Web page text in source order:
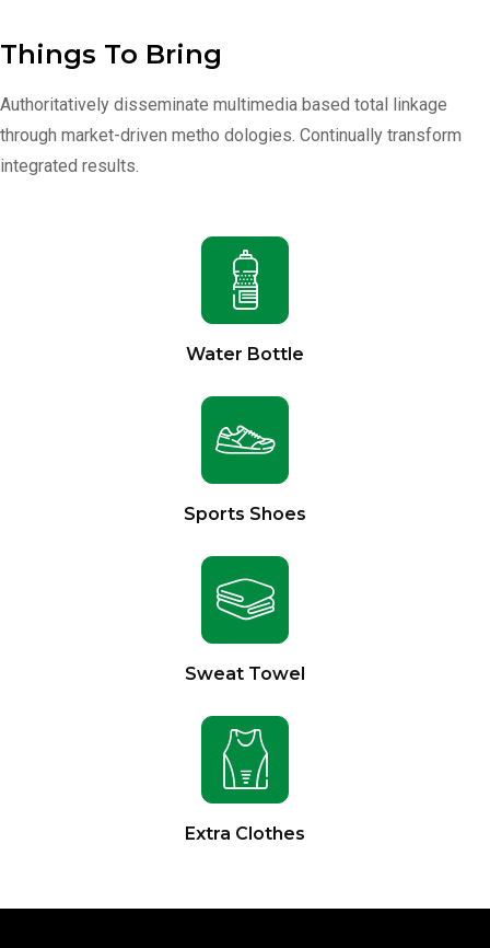
Things To Bring
Authoritatively disseminate multimedia based total linkage
through market-driven metho dologies. Continually transform
integrated results.
Water Bottle
Sports Shoes
Sweat Towel
Extra Clothes